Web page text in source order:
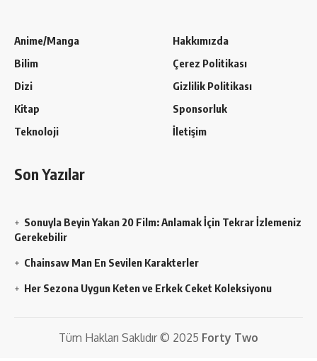
Anime/Manga
Bilim
Dizi
Kitap
Teknoloji
Hakkımızda
Çerez Politikası
Gizlilik Politikası
Sponsorluk
İletişim
Son Yazılar
Sonuyla Beyin Yakan 20 Film: Anlamak İçin Tekrar İzlemeniz
Gerekebilir
Chainsaw Man En Sevilen Karakterler
Her Sezona Uygun Keten ve Erkek Ceket Koleksiyonu
Tüm Hakları Saklıdır © 2025 Forty Two